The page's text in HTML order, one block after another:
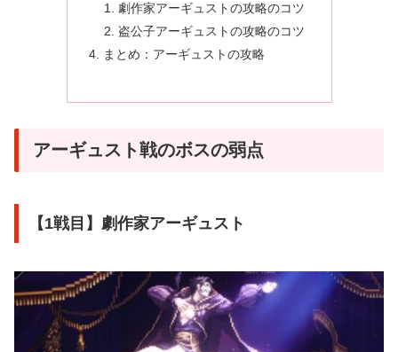
劇作家アーギュストの攻略のコツ
盗公子アーギュストの攻略のコツ
まとめ：アーギュストの攻略
アーギュスト戦のボスの弱点
【1戦目】劇作家アーギュスト